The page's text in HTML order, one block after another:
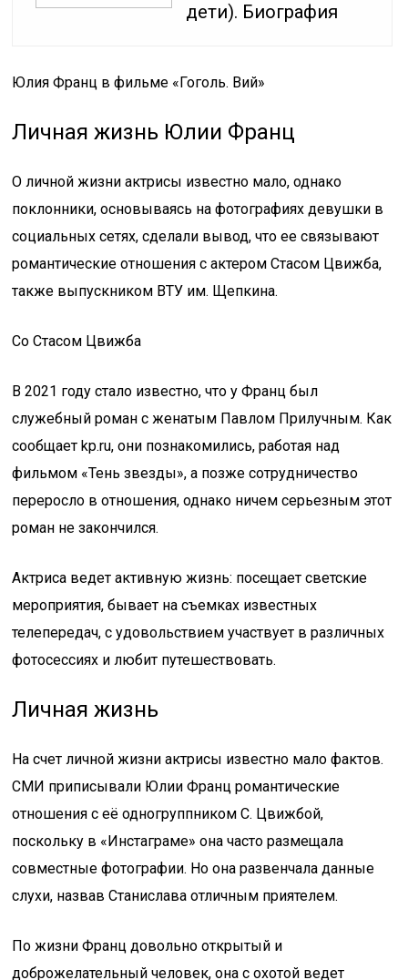
дети). Биография
Юлия Франц в фильме «Гоголь. Вий»
Личная жизнь Юлии Франц
О личной жизни актрисы известно мало, однако
поклонники, основываясь на фотографиях девушки в
социальных сетях, сделали вывод, что ее связывают
романтические отношения с актером Стасом Цвижба,
также выпускником ВТУ им. Щепкина.
Со Стасом Цвижба
В 2021 году стало известно, что у Франц был
служебный роман с женатым Павлом Прилучным. Как
сообщает kp.ru, они познакомились, работая над
фильмом «Тень звезды», а позже сотрудничество
переросло в отношения, однако ничем серьезным этот
роман не закончился.
Актриса ведет активную жизнь: посещает светские
мероприятия, бывает на съемках известных
телепередач, с удовольствием участвует в различных
фотосессиях и любит путешествовать.
Личная жизнь
На счет личной жизни актрисы известно мало фактов.
СМИ приписывали Юлии Франц романтические
отношения с её одногруппником С. Цвижбой,
поскольку в «Инстаграме» она часто размещала
совместные фотографии. Но она развенчала данные
слухи, назвав Станислава отличным приятелем.
По жизни Франц довольно открытый и
доброжелательный человек, она с охотой ведет